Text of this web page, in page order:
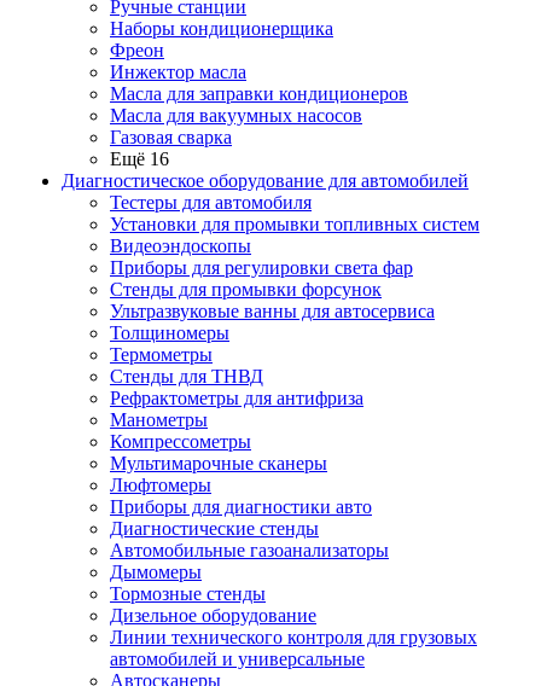
Ручные станции
Наборы кондиционерщика
Фреон
Инжектор масла
Масла для заправки кондиционеров
Масла для вакуумных насосов
Газовая сварка
Ещё 16
Диагностическое оборудование для автомобилей
Тестеры для автомобиля
Установки для промывки топливных систем
Видеоэндоскопы
Приборы для регулировки света фар
Стенды для промывки форсунок
Ультразвуковые ванны для автосервиса
Толщиномеры
Термометры
Стенды для ТНВД
Рефрактометры для антифриза
Манометры
Компрессометры
Мультимарочные сканеры
Люфтомеры
Приборы для диагностики авто
Диагностические стенды
Автомобильные газоанализаторы
Дымомеры
Тормозные стенды
Дизельное оборудование
Линии технического контроля для грузовых
автомобилей и универсальные
Автосканеры